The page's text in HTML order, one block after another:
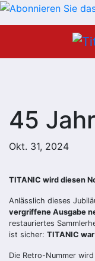
45
Okt. 31, 2024
TITANIC wird diesen
Anlässlich dieses
vergriffene Ausgabe
restauriertes
ist sicher: TITANIC
Die Retro-Nummer